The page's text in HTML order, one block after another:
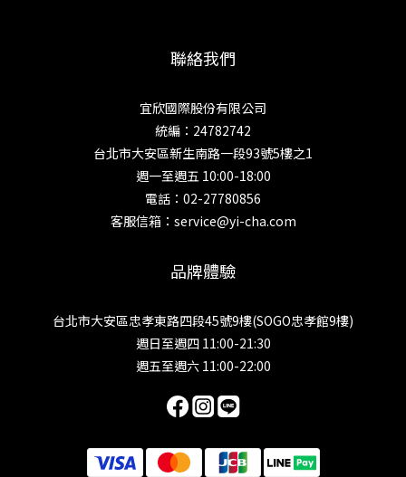
聯絡我們
宜欣國際股份有限公司
統編：24782742
台北市大安區新生南路一段93號5樓之1
週一至週五 10:00-18:00
電話：02-27780856
客服信箱：service@yi-cha.com
品牌體驗
台北市大安區忠孝東路四段45號9樓(SOGO忠孝館9樓)
週日至週四 11:00-21:30
週五至週六 11:00-22:00